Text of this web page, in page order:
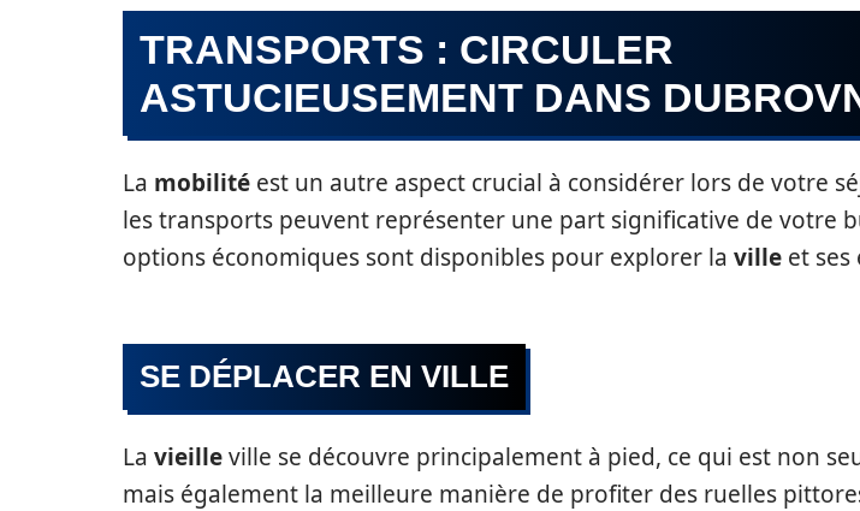
TRANSPORTS : CIRCULER
ASTUCIEUSEMENT DANS
La mobilité est un autre aspect crucial à considérer lors de votre
les transports peuvent représenter une part significative de votre
options économiques sont disponibles pour explorer la ville et ses
SE DÉPLACER EN VILLE
La vieilleville se découvre principalement à pied, ce qui est non
mais également la meilleure manière de profiter des ruelles